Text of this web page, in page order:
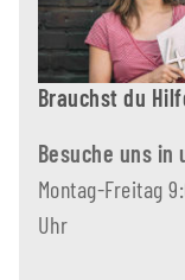
Brauchst du
Besuche uns in
Montag-Freitag
Uhr